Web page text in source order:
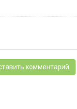
комментарий